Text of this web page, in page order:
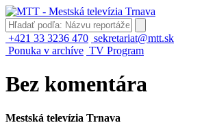
+421 33 3236 470 sekretariat@mtt.sk
Ponuka v archíve TV Program
Bez komentára
Mestská televízia Trnava